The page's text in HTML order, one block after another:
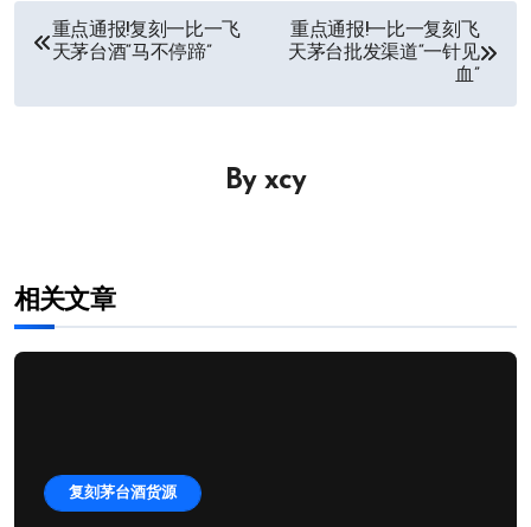
文重点通报!复刻一比一飞
天茅台酒“马不停蹄”
重点通报!一比一复刻飞
天茅台批发渠道“一针见
血”
By xcy
相关文章
复刻茅台酒货源